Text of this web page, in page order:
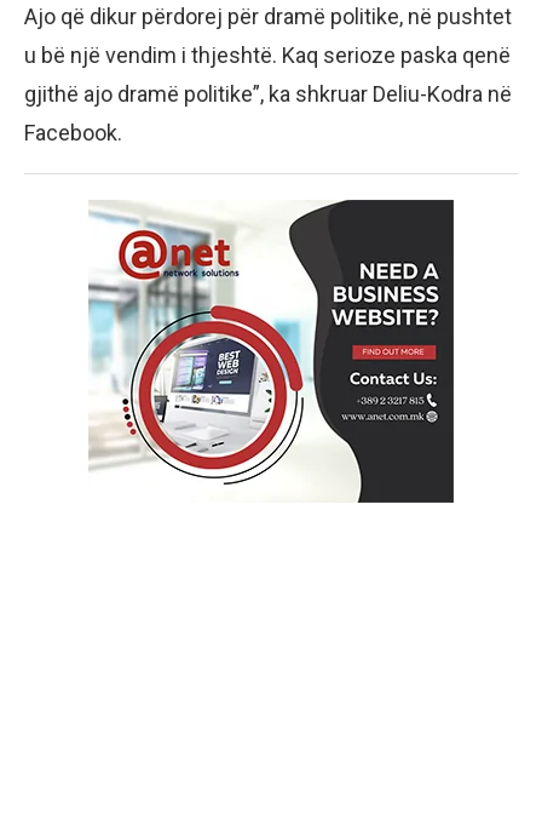
Ajo që dikur përdorej për dramë politike, në pushtet
u bë një vendim i thjeshtë. Kaq serioze paska qenë
gjithë ajo dramë politike”, ka shkruar Deliu-Kodra në
Facebook.